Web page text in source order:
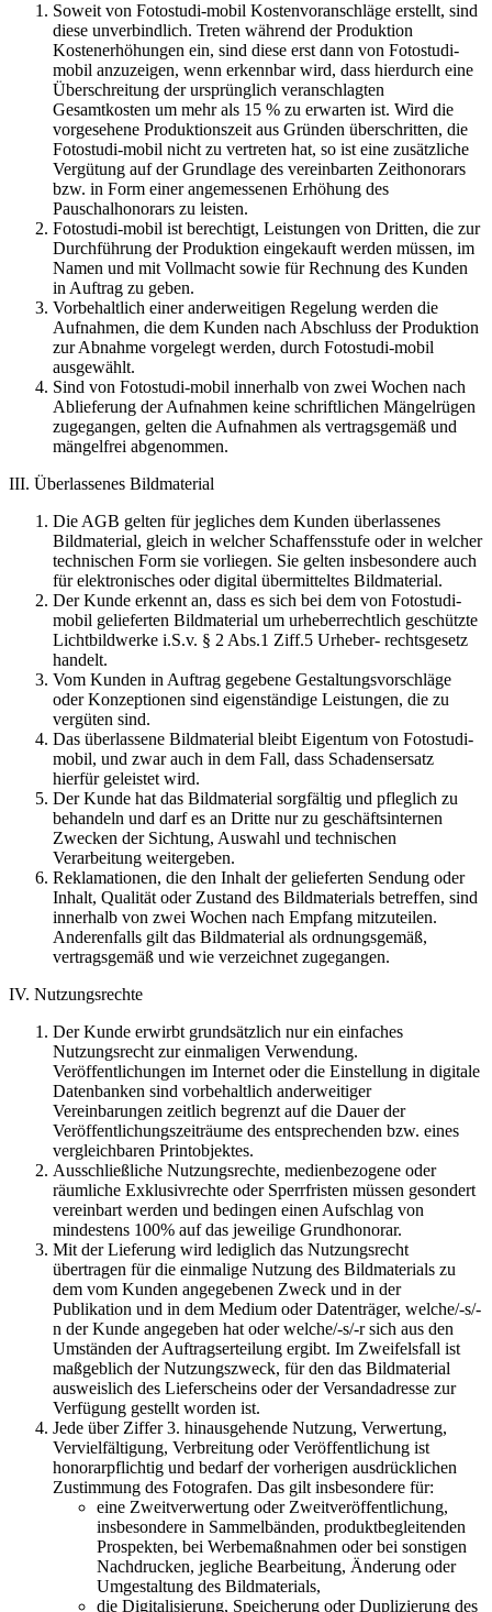
Soweit von Fotostudi-mobil Kostenvoranschläge erstellt, sind
diese unverbindlich. Treten während der Produktion
Kostenerhöhungen ein, sind diese erst dann von Fotostudi-
mobil anzuzeigen, wenn erkennbar wird, dass hierdurch eine
Überschreitung der ursprünglich veranschlagten
Gesamtkosten um mehr als 15 % zu erwarten ist. Wird die
vorgesehene Produktionszeit aus Gründen überschritten, die
Fotostudi-mobil nicht zu vertreten hat, so ist eine zusätzliche
Vergütung auf der Grundlage des vereinbarten Zeithonorars
bzw. in Form einer angemessenen Erhöhung des
Pauschalhonorars zu leisten.
Fotostudi-mobil ist berechtigt, Leistungen von Dritten, die zur
Durchführung der Produktion eingekauft werden müssen, im
Namen und mit Vollmacht sowie für Rechnung des Kunden
in Auftrag zu geben.
Vorbehaltlich einer anderweitigen Regelung werden die
Aufnahmen, die dem Kunden nach Abschluss der Produktion
zur Abnahme vorgelegt werden, durch Fotostudi-mobil
ausgewählt.
Sind von Fotostudi-mobil innerhalb von zwei Wochen nach
Ablieferung der Aufnahmen keine schriftlichen Mängelrügen
zugegangen, gelten die Aufnahmen als vertragsgemäß und
mängelfrei abgenommen.
III. Überlassenes Bildmaterial
Die AGB gelten für jegliches dem Kunden überlassenes
Bildmaterial, gleich in welcher Schaffensstufe oder in welcher
technischen Form sie vorliegen. Sie gelten insbesondere auch
für elektronisches oder digital übermitteltes Bildmaterial.
Der Kunde erkennt an, dass es sich bei dem von Fotostudi-
mobil gelieferten Bildmaterial um urheberrechtlich geschützte
Lichtbildwerke i.S.v. § 2 Abs.1 Ziff.5 Urheber- rechtsgesetz
handelt.
Vom Kunden in Auftrag gegebene Gestaltungsvorschläge
oder Konzeptionen sind eigenständige Leistungen, die zu
vergüten sind.
Das überlassene Bildmaterial bleibt Eigentum von Fotostudi-
mobil, und zwar auch in dem Fall, dass Schadensersatz
hierfür geleistet wird.
Der Kunde hat das Bildmaterial sorgfältig und pfleglich zu
behandeln und darf es an Dritte nur zu geschäftsinternen
Zwecken der Sichtung, Auswahl und technischen
Verarbeitung weitergeben.
Reklamationen, die den Inhalt der gelieferten Sendung oder
Inhalt, Qualität oder Zustand des Bildmaterials betreffen, sind
innerhalb von zwei Wochen nach Empfang mitzuteilen.
Anderenfalls gilt das Bildmaterial als ordnungsgemäß,
vertragsgemäß und wie verzeichnet zugegangen.
IV. Nutzungsrechte
Der Kunde erwirbt grundsätzlich nur ein einfaches
Nutzungsrecht zur einmaligen Verwendung.
Veröffentlichungen im Internet oder die Einstellung in digitale
Datenbanken sind vorbehaltlich anderweitiger
Vereinbarungen zeitlich begrenzt auf die Dauer der
Veröffentlichungszeiträume des entsprechenden bzw. eines
vergleichbaren Printobjektes.
Ausschließliche Nutzungsrechte, medienbezogene oder
räumliche Exklusivrechte oder Sperrfristen müssen gesondert
vereinbart werden und bedingen einen Aufschlag von
mindestens 100% auf das jeweilige Grundhonorar.
Mit der Lieferung wird lediglich das Nutzungsrecht
übertragen für die einmalige Nutzung des Bildmaterials zu
dem vom Kunden angegebenen Zweck und in der
Publikation und in dem Medium oder Datenträger, welche/-s/-
n der Kunde angegeben hat oder welche/-s/-r sich aus den
Umständen der Auftragserteilung ergibt. Im Zweifelsfall ist
maßgeblich der Nutzungszweck, für den das Bildmaterial
ausweislich des Lieferscheins oder der Versandadresse zur
Verfügung gestellt worden ist.
Jede über Ziffer 3. hinausgehende Nutzung, Verwertung,
Vervielfältigung, Verbreitung oder Veröffentlichung ist
honorarpflichtig und bedarf der vorherigen ausdrücklichen
Zustimmung des Fotografen. Das gilt insbesondere für:
eine Zweitverwertung oder Zweitveröffentlichung,
insbesondere in Sammelbänden, produktbegleitenden
Prospekten, bei Werbemaßnahmen oder bei sonstigen
Nachdrucken, jegliche Bearbeitung, Änderung oder
Umgestaltung des Bildmaterials,
die Digitalisierung, Speicherung oder Duplizierung des